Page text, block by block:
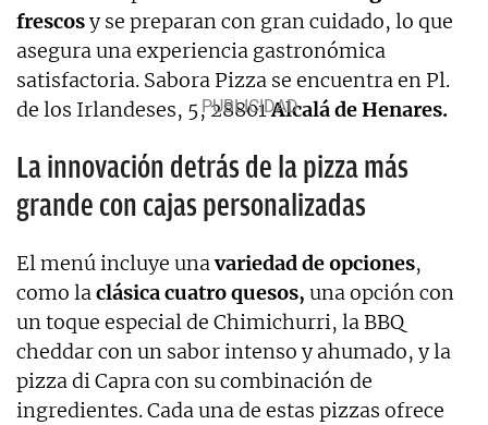
frescosy se preparan con gran cuidado, lo que
asegura una experiencia gastronómica
satisfactoria. Sabora Pizza se encuentra en Pl.
de los Irlandeses, 5, 28801Alcalá de Henares.
La innovación detrás de la pizza más
grande con cajas personalizadas
El menú incluye unavariedad de opciones,
como laclásica cuatro quesos, una opción con
un toque especial de Chimichurri, la BBQ
cheddar con un sabor intenso y ahumado, y la
pizza di Capra con su combinación de
ingredientes. Cada una de estas pizzas ofrece